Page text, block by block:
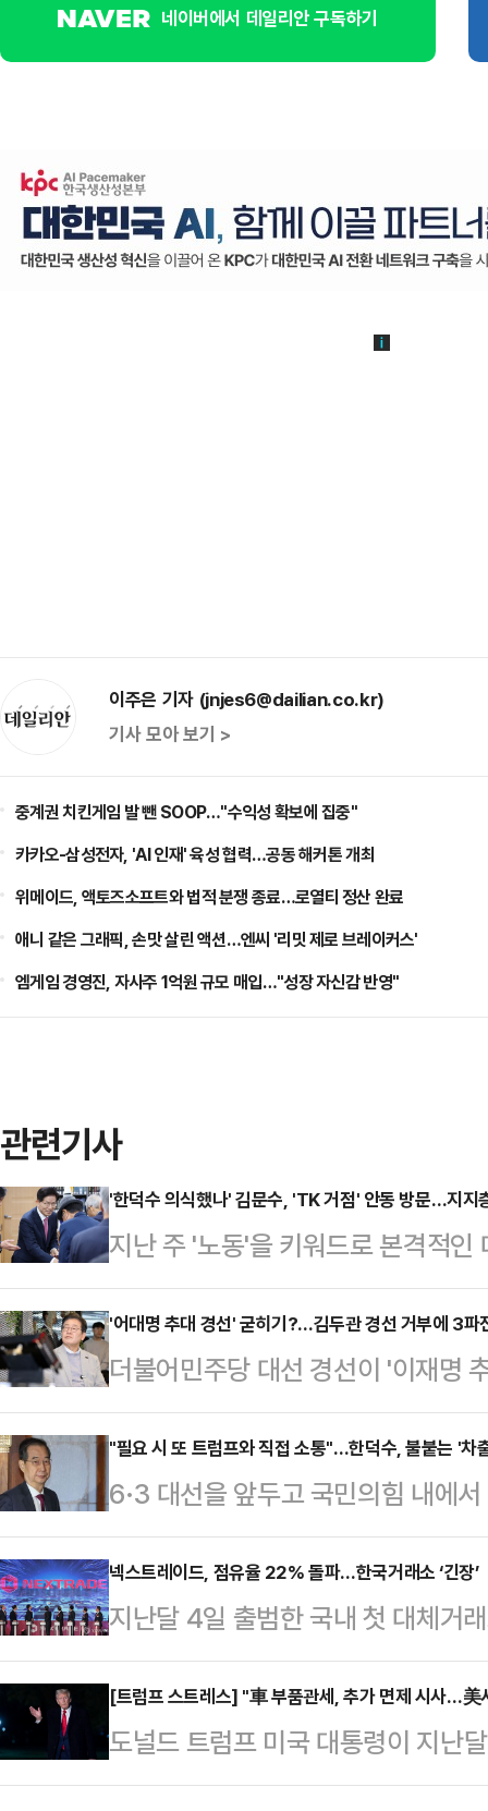
네이버에서 데일리안 구독하기
이주은 기자 (jnjes6@dailian.co.kr)
기사 모아 보기 >
중계권 치킨게임 발 뺀 SOOP…"수익성 확보에 집중"
카카오-삼성전자, 'AI 인재' 육성 협력…공동 해커톤 개최
위메이드, 액토즈소프트와 법적 분쟁 종료…로열티 정산 완료
애니 같은 그래픽, 손맛 살린 액션…엔씨 '리밋 제로 브레이커스'
엠게임 경영진, 자사주 1억원 규모 매입…"성장 자신감 반영"
관련기사
'한덕수 의식했나' 김문수, 'TK 거점' 안동 방문…지지
지난 주 '노동'을 키워드로 본격적
장관이 이번 주는 전통적인 보수 텃
덕수 차출론' 급부상으로 흔들리는
것이라는 해석이 나온다.김문수 전
회관에 위치한 성균관유도회 경북
를 나눴다. 이후 목성동 주교좌성
뒤퐁) 주교 장례 미사에 참석해 천
다. 두봉 주교는 6·2…
'어대명 추대 경선' 굳히기?…김두관 경선 거부에 3파
더불어민주당 대선 경선이 '이재명
일각의 우려가 현실화되는 모양새
있다고 예고했던 김두관 전 의원은
선 레이스는 김두관 전 의원의 이탈
총장의 불출마로 이재명 전 대표의
도 대선 후보를 내지 않기로 했다
선 후보 경선 방식을 '권리당원 투
박찬…
"필요 시 또 트럼프와 직접 소통"…한덕수, 불붙는 '차
6·3 대선을 앞두고 국민의힘 내에
마를 요구하는 목소리가 점차 커지
럼프 행정부의 관세 부과로 시작된
러냈다.한 대행은 14일 정부서울청
로벌 통상 전쟁은 지금 우리가 어떻
개선하고, 무역 대국 대한민국의 수
될 수 있을 것"이라며 "그간의 통상
활용하여 국무…
넥스트레이드, 점유율 22% 돌파…한국거래소 ‘긴장’
지난달 4일 출범한 국내 첫 대체거
확대하고 있다. 한국거래소가 독점
체제로 전환된 가운데 한국거래소
이드에 따르면 전일(14일) 기준 넥
억원으로 집계됐다. 같은날 한국거
[트럼프 스트레스] "車 부품관세, 추가 면제 시사…美
도널드 트럼프 미국 대통령이 지난
관세를 면제할 수 있음을 시사했다